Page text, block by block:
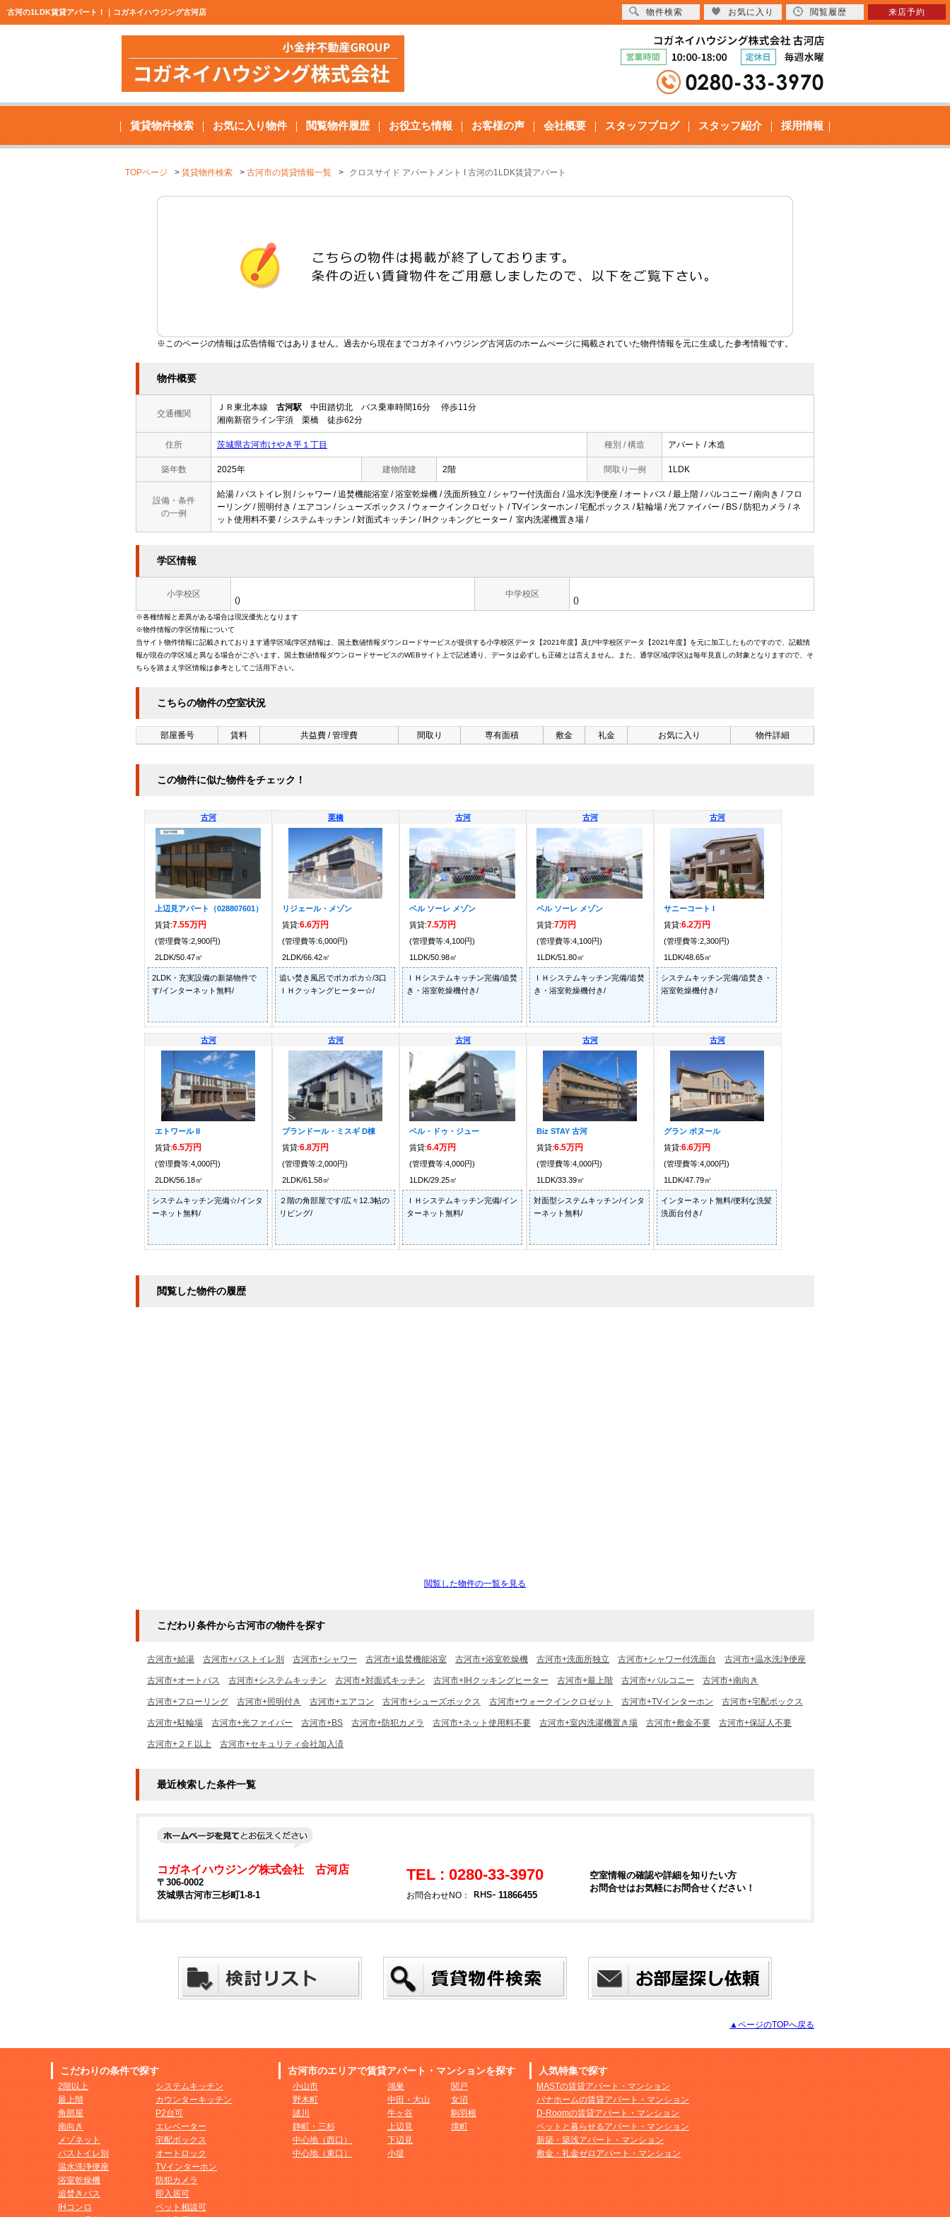
古河の1LDK賃貸アパート！｜コガネイハウジング古河店
賃貸物件検索 お気に入り物件 閲覧物件履歴 お役立ち情報 お客様の声 会社概要 スタッフブログ スタッフ紹介 採用情報
TOPページ 賃貸物件検索 古河市の賃貸情報一覧 クロスサイド アパートメント I 古河の1LDK賃貸アパート
※このページの情報は広告情報ではありません。過去から現在までコガネイハウジング古河店のホームぺージに掲載されていた物件情報を元に生成した参考情報です。
物件概要
交通機関
ＪＲ東北本線 古河駅 中田踏切北 バス乗車時間16分 停歩11分
湘南新宿ライン宇須 栗橋 徒歩62分
住所 茨城県古河市けやき平１丁目 種別 / 構造 アパート / 木造
築年数 2025年 建物階建 2階 間取り一例 1LDK
設備・条件
の一例
給湯 / バストイレ別 / シャワー / 追焚機能浴室 / 浴室乾燥機 / 洗面所独立 / シャワー付洗面台 / 温水洗浄便座 / オートバス / 最上階 / バルコニー / 南向き / フロ
ーリング / 照明付き / エアコン / シューズボックス / ウォークインクロゼット / TVインターホン / 宅配ボックス / 駐輪場 / 光ファイバー / BS / 防犯カメラ / ネ
ット使用料不要 / システムキッチン / 対面式キッチン / IHクッキングヒーター / 室内洗濯機置き場 /
学区情報
小学校区
()
中学校区
()
※各種情報と差異がある場合は現況優先となります
※物件情報の学区情報について
当サイト物件情報に記載されております通学区域(学区)情報は、国土数値情報ダウンロードサービスが提供する小学校区データ【2021年度】及び中学校区データ【2021年度】を元に加工したものですので、記載情
報が現在の学区域と異なる場合がございます。国土数値情報ダウンロードサービスのWEBサイト上で記述通り、データは必ずしも正確とは言えません。また、通学区域(学区)は毎年見直しの対象となりますので、そ
ちらを踏まえ学区情報は参考としてご活用下さい。
こちらの物件の空室状況
部屋番号 賃料 共益費 / 管理費 間取り 専有面積 敷金 礼金 お気に入り 物件詳細
この物件に似た物件をチェック！
古河
上辺見アパート（028807601）
賃貸:7.55万円
(管理費等:2,900円)
2LDK/50.47㎡
2LDK・充実設備の新築物件で
す/インターネット無料/
栗橋
リジェール・メゾン
賃貸:6.6万円
(管理費等:6,000円)
2LDK/66.42㎡
追い焚き風呂でポカポカ☆/3口
ＩＨクッキングヒーター☆/
古河
ベル ソーレ メゾン
賃貸:7.5万円
(管理費等:4,100円)
1LDK/50.98㎡
ＩＨシステムキッチン完備/追焚
き・浴室乾燥機付き/
古河
ベル ソーレ メゾン
賃貸:7万円
(管理費等:4,100円)
1LDK/51.80㎡
ＩＨシステムキッチン完備/追焚
き・浴室乾燥機付き/
古河
サニーコート I
賃貸:6.2万円
(管理費等:2,300円)
1LDK/48.65㎡
システムキッチン完備/追焚き・
浴室乾燥機付き/
古河
エトワール II
賃貸:6.5万円
(管理費等:4,000円)
2LDK/56.18㎡
システムキッチン完備☆/インタ
ーネット無料/
古河
プランドール・ミスギ D棟
賃貸:6.8万円
(管理費等:2,000円)
2LDK/61.58㎡
２階の角部屋です/広々12.3帖の
リビング/
古河
ベル・ドゥ・ジュー
賃貸:6.4万円
(管理費等:4,000円)
1LDK/29.25㎡
ＩＨシステムキッチン完備/イン
ターネット無料/
古河
Biz STAY 古河
賃貸:6.5万円
(管理費等:4,000円)
1LDK/33.39㎡
対面型システムキッチン/インタ
ーネット無料/
古河
グラン ボヌール
賃貸:6.6万円
(管理費等:4,000円)
1LDK/47.79㎡
インターネット無料/便利な洗髪
洗面台付き/
閲覧した物件の履歴
閲覧した物件の一覧を見る
こだわり条件から古河市の物件を探す
古河市+給湯 古河市+バストイレ別 古河市+シャワー 古河市+追焚機能浴室 古河市+浴室乾燥機 古河市+洗面所独立 古河市+シャワー付洗面台 古河市+温水洗浄便座
古河市+オートバス 古河市+システムキッチン 古河市+対面式キッチン 古河市+IHクッキングヒーター 古河市+最上階 古河市+バルコニー 古河市+南向き
古河市+フローリング 古河市+照明付き 古河市+エアコン 古河市+シューズボックス 古河市+ウォークインクロゼット 古河市+TVインターホン 古河市+宅配ボックス
古河市+駐輪場 古河市+光ファイバー 古河市+BS 古河市+防犯カメラ 古河市+ネット使用料不要 古河市+室内洗濯機置き場 古河市+敷金不要 古河市+保証人不要
古河市+２Ｆ以上 古河市+セキュリティ会社加入済
最近検索した条件一覧
コガネイハウジング株式会社 古河店
〒306-0002
茨城県古河市三杉町1-8-1
TEL : 0280-33-3970
お問合わせNO： 11866455
空室情報の確認や詳細を知りたい方
お問合せはお気軽にお問合せください！
▲ページのTOPへ戻る
こだわりの条件で探す
2階以上
最上階
角部屋
南向き
メゾネット
バストイレ別
温水洗浄便座
浴室乾燥機
追焚きバス
IHコンロ
システムキッチン
カウンターキッチン
P2台可
エレベーター
宅配ボックス
オートロック
TVインターホン
防犯カメラ
即入居可
ペット相談可
古河市のエリアで賃貸アパート・マンションを探す
小山市
野木町
諸川
静町・三杉
中心地（西口）
中心地（東口）
鴻巣
中田・大山
牛ヶ谷
上辺見
下辺見
小堤
関戸
女沼
駒羽根
境町
人気特集で探す
MASTの賃貸アパート・マンション
パナホームの賃貸アパート・マンション
D-Roomの賃貸アパート・マンション
ペットと暮らせるアパート・マンション
新築・築浅アパート・マンション
敷金・礼金ゼロアパート・マンション
物件検索 お気に入り 閲覧履歴 来店予約